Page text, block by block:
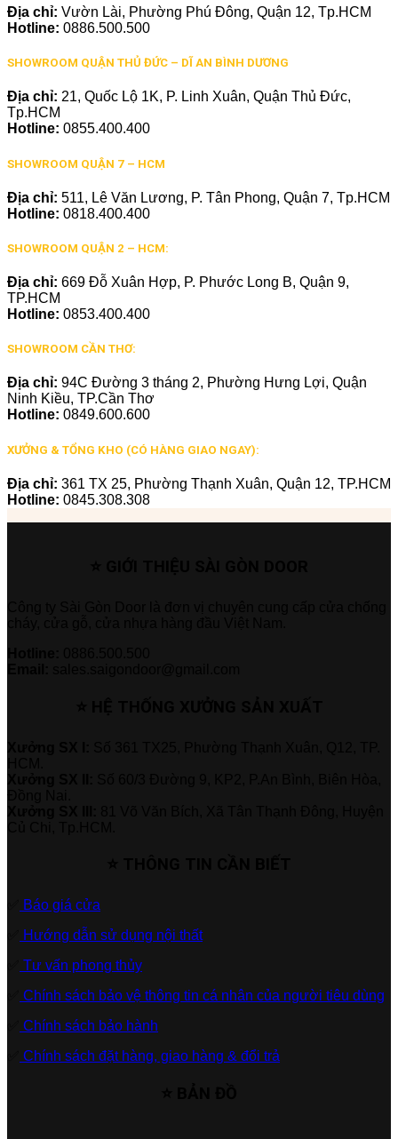
Địa chỉ: Vườn Lài, Phường Phú Đông, Quận 12, Tp.HCM
Hotline: 0886.500.500
SHOWROOM QUẬN THỦ ĐỨC – DĨ AN BÌNH DƯƠNG
Địa chỉ: 21, Quốc Lộ 1K, P. Linh Xuân, Quận Thủ Đức,
Tp.HCM
Hotline: 0855.400.400
SHOWROOM QUẬN 7 – HCM
Địa chỉ: 511, Lê Văn Lương, P. Tân Phong, Quận 7, Tp.HCM
Hotline: 0818.400.400
SHOWROOM QUẬN 2 – HCM:
Địa chỉ: 669 Đỗ Xuân Hợp, P. Phước Long B, Quận 9,
TP.HCM
Hotline: 0853.400.400
SHOWROOM CẦN THƠ:
Địa chỉ: 94C Đường 3 tháng 2, Phường Hưng Lợi, Quận
Ninh Kiều, TP.Cần Thơ
Hotline: 0849.600.600
XƯỞNG & TỔNG KHO (CÓ HÀNG GIAO NGAY):
Địa chỉ: 361 TX 25, Phường Thạnh Xuân, Quận 12, TP.HCM
Hotline: 0845.308.308
Báo giá cửa
Hướng dẫn sử dụng nội thất
Tư vấn phong thủy
Chính sách bảo vệ thông tin cá nhân của người tiêu dùng
Chính sách bảo hành
Chính sách đặt hàng, giao hàng & đổi trả